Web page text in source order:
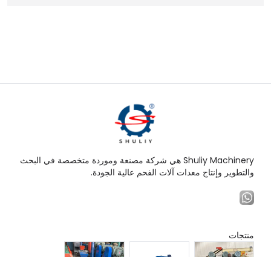
Shuliy Machinery هي شركة مصنعة وموردة متخصصة في البحث
والتطوير وإنتاج معدات آلات الفحم عالية الجودة.
منتجات